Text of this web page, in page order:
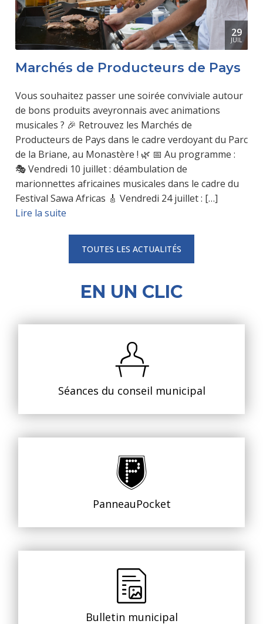
29
JUIL
Marchés de Producteurs de Pays
Vous souhaitez passer une soirée conviviale autour
de bons produits aveyronnais avec animations
musicales ? 🎉 Retrouvez les Marchés de
Producteurs de Pays dans le cadre verdoyant du Parc
de la Briane, au Monastère ! 🌿 📅 Au programme :
🎭 Vendredi 10 juillet : déambulation de
marionnettes africaines musicales dans le cadre du
Festival Sawa Africas 🎸 Vendredi 24 juillet : […]
Lire la suite
TOUTES LES ACTUALITÉS
EN UN CLIC
Séances du conseil municipal
PanneauPocket
Bulletin municipal